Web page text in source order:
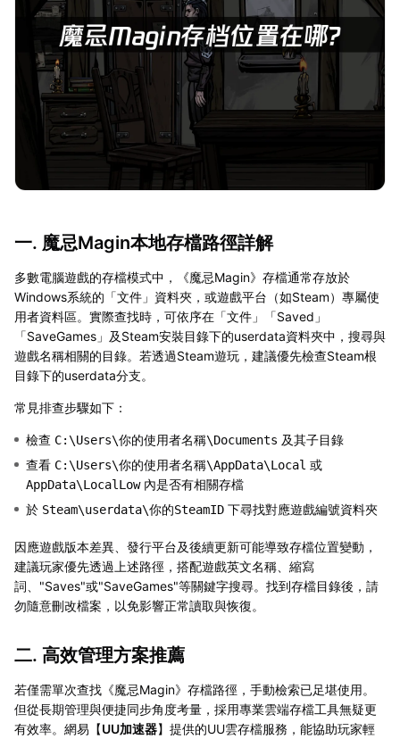
一. 魔忌Magin本地存檔路徑詳解
多數電腦遊戲的存檔模式中，《魔忌Magin》存檔通常存放於
Windows系統的「文件」資料夾，或遊戲平台（如Steam）專屬使
用者資料區。實際查找時，可依序在「文件」「Saved」
「SaveGames」及Steam安裝目錄下的userdata資料夾中，搜尋與
遊戲名稱相關的目錄。若透過Steam遊玩，建議優先檢查Steam根
目錄下的userdata分支。
常見排查步驟如下：
檢查 C:\Users\你的使用者名稱\Documents 及其子目錄
查看 C:\Users\你的使用者名稱\AppData\Local 或
AppData\LocalLow內是否有相關存檔
於 Steam\userdata\你的SteamID 下尋找對應遊戲編號資料夾
因應遊戲版本差異、發行平台及後續更新可能導致存檔位置變動，
建議玩家優先透過上述路徑，搭配遊戲英文名稱、縮寫
詞、"Saves"或"SaveGames"等關鍵字搜尋。找到存檔目錄後，請
勿隨意刪改檔案，以免影響正常讀取與恢復。
二. 高效管理方案推薦
若僅需單次查找《魔忌Magin》存檔路徑，手動檢索已足堪使用。
但從長期管理與便捷同步角度考量，採用專業雲端存檔工具無疑更
有效率。網易【UU加速器】提供的UU雲存檔服務，能協助玩家輕